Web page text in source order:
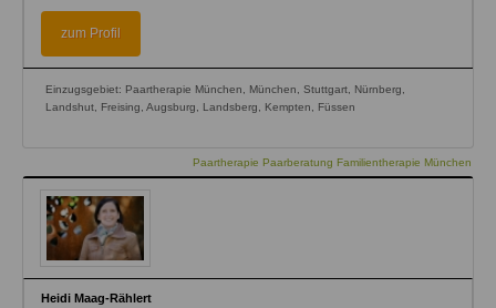
zum Profil
Einzugsgebiet: Paartherapie München, München, Stuttgart, Nürnberg,
Landshut, Freising, Augsburg, Landsberg, Kempten, Füssen
Paartherapie Paarberatung Familientherapie München
Heidi Maag-Rählert